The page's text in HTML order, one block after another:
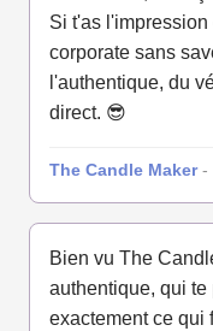
Si t'as
corporate sans
l'authentique, du
direct. 😎
The Candle Maker-
Bien vu The
authentique, qui te
exactement ce qui